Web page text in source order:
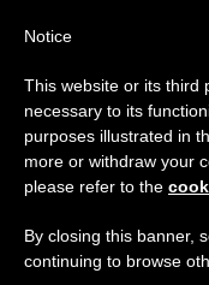
TAG
Notice
This website or its third
necessary to its
purposes illustrated in
more or withdraw your
please refer to the
By closing this banner,
continuing to browse